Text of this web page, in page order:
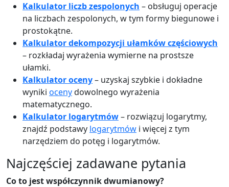
Kalkulator liczb zespolonych – obsługuj operacje
na liczbach zespolonych, w tym formy biegunowe i
prostokątne.
Kalkulator dekompozycji ułamków częściowych
– rozkładaj wyrażenia wymierne na prostsze
ułamki.
Kalkulator oceny– uzyskaj szybkie i dokładne
wyniki ocenydowolnego wyrażenia
matematycznego.
Kalkulator logarytmów– rozwiązuj logarytmy,
znajdź podstawy logarytmów i więcej z tym
narzędziem do potęg i logarytmów.
Najczęściej zadawane pytania
Co to jest współczynnik dwumianowy?